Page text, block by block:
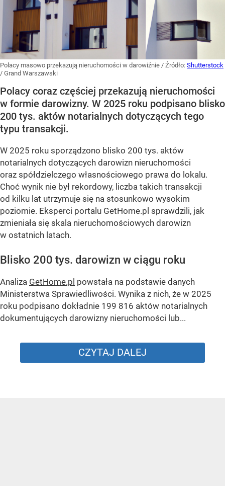
Polacy masowo przekazują nieruchomości w darowiźnie / Źródło: Shutterstock
/ Grand Warszawski
Polacy coraz częściej przekazują nieruchomości
w formie darowizny. W 2025 roku podpisano blisko
200 tys. aktów notarialnych dotyczących tego
typu transakcji.
W 2025 roku sporządzono blisko 200 tys. aktów
notarialnych dotyczących darowizn nieruchomości
oraz spółdzielczego własnościowego prawa do lokalu.
Choć wynik nie był rekordowy, liczba takich transakcji
od kilku lat utrzymuje się na stosunkowo wysokim
poziomie. Eksperci portalu GetHome.pl sprawdzili, jak
zmieniała się skala nieruchomościowych darowizn
w ostatnich latach.
Blisko 200 tys. darowizn w ciągu roku
Analiza GetHome.pl powstała na podstawie danych
Ministerstwa Sprawiedliwości. Wynika z nich, że w 2025
roku podpisano dokładnie 199 816 aktów notarialnych
dokumentujących darowizny nieruchomości lub...
CZYTAJ DALEJ